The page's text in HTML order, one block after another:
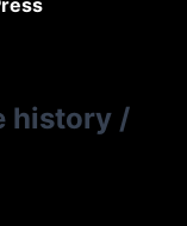
history /